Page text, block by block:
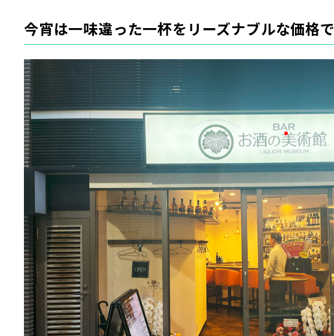
今宵は一味違った一杯をリーズナブルな価格で